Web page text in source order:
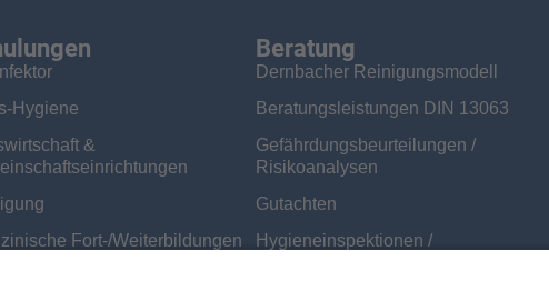
Hygiene
&
Fort-/Weiterbildungen
Beratung
Dernbacher Reinigungsmodell
Beratungsleistungen DIN 13063
Gefährdungsbeurteilungen /
Risikoanalysen
Gutachten
Hygieneinspektionen /